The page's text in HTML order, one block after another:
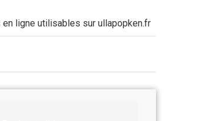
ligne utilisables sur ullapopken.fr